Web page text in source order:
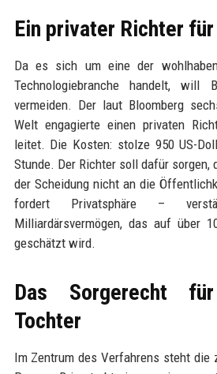
Ein privater Richter
Da es sich um eine der
Technologiebranche handelt, will
vermeiden. Der laut Bloomberg
Welt engagierte einen privaten
leitet. Die Kosten: stolze 950 US-
Stunde. Der Richter soll dafür sorgen,
der Scheidung nicht an die
fordert Privatsphäre –
Milliardärsvermögen, das auf über
geschätzt wird.
Das Sorgerecht
Tochter
Im Zentrum des Verfahrens steht die